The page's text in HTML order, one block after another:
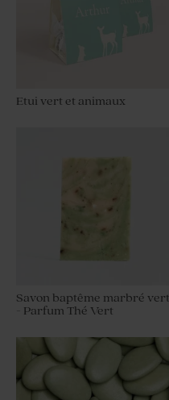
Etui vert et animaux
Savon baptême marbré vert
- Parfum Thé Vert